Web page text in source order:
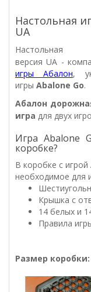
Настольная
UA
версия UA -
игры Абалон,
игры Abalone Go.
Абалон
игра для двух
Игра Abalone
коробке?
В коробке с
необходимое для
Крышка с
14 белых и
Правила
Размер коробки: